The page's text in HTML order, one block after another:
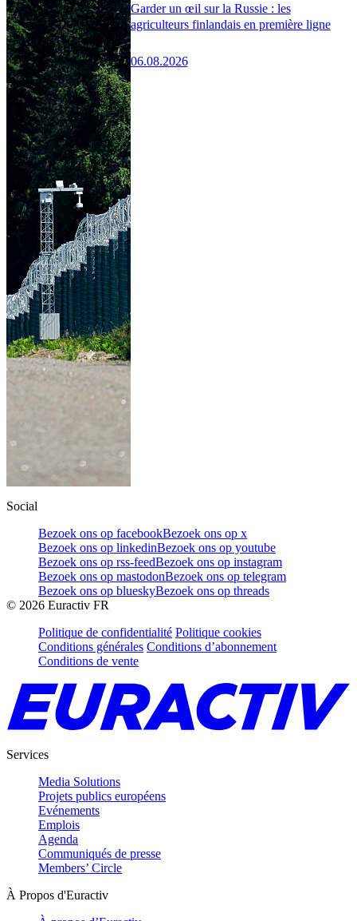
Garder un œil sur la Russie : les
agriculteurs finlandais en première ligne
06.08.2026
Social
Bezoek ons op facebookBezoek ons op x
Bezoek ons op linkedinBezoek ons op youtube
Bezoek ons op rss-feedBezoek ons op instagram
Bezoek ons op mastodonBezoek ons op telegram
Bezoek ons op blueskyBezoek ons op threads
© 2026 Euractiv FR
Politique de confidentialité Politique cookies
Conditions générales Conditions d’abonnement
Conditions de vente
Services
Media Solutions
Projets publics européens
Evénements
Emplois
Agenda
Communiqués de presse
Members’ Circle
À Propos d'Euractiv